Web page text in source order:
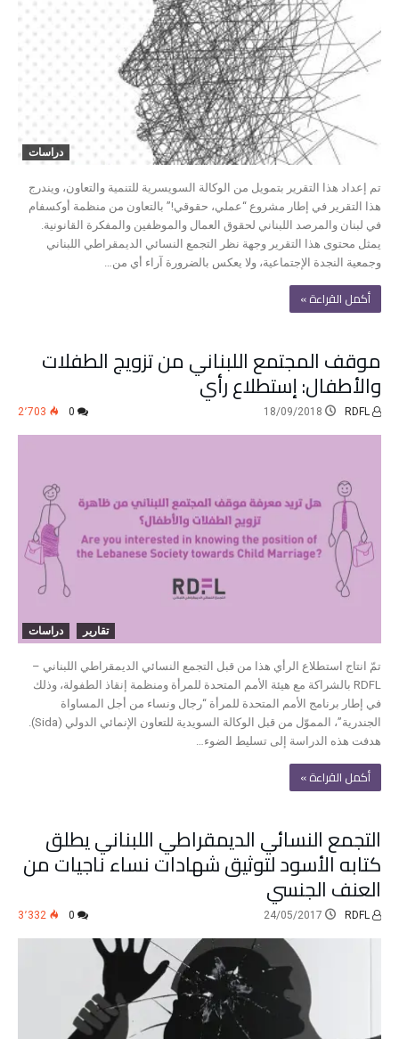
دراسات
تم إعداد هذا التقرير بتمويل من الوكالة السويسرية للتنمية والتعاون، ويندرج
هذا التقرير في إطار مشروع “عملي، حقوقي!” بالتعاون من منظمة أوكسفام
في لبنان والمرصد اللبناني لحقوق العمال والموظفين والمفكرة القانونية.
يمثل محتوى هذا التقرير وجهة نظر التجمع النسائي الديمقراطي اللبناني
وجمعية النجدة الإجتماعية، ولا يعكس بالضرورة آراء أي من…
‫أكمل القراءة »‬
موقف المجتمع اللبناني من تزويج الطفلات
والأطفال: إستطلاع رأي
18/09/2018 2٬703
تقارير دراسات
تمّ انتاج استطلاع الرأي هذا من قبل التجمع النسائي الديمقراطي اللبناني –
RDFL بالشراكة مع هيئة الأمم المتحدة للمرأة ومنظمة إنقاذ الطفولة، وذلك
في إطار برنامج الأمم المتحدة للمرأة “رجال ونساء من أجل المساواة
الجندرية”، المموّل من قبل الوكالة السويدية للتعاون الإنمائي الدولي (Sida).
هدفت هذه الدراسة إلى تسليط الضوء…
‫أكمل القراءة »‬
التجمع النسائي الديمقراطي اللبناني يطلق
كتابه الأسود لتوثيق شهادات نساء ناجيات من
العنف الجنسي
24/05/2017 3٬332